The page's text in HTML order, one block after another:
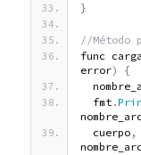
}
//Método
func
error)
{
  fmt
.
  cuerpo
,